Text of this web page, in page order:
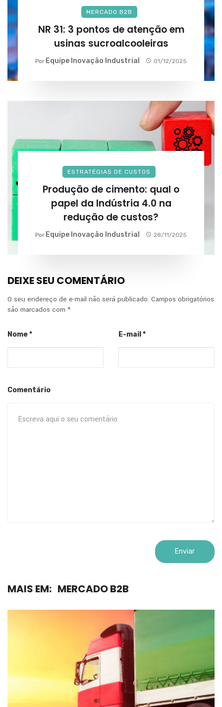
MERCADO B2B
NR 31: 3 pontos de atenção em
usinas sucroalcooleiras
Por Equipe Inovação Industrial 01/12/2025
ESTRATÉGIAS DE CUSTOS
Produção de cimento: qual o
papel da Indústria 4.0 na
redução de custos?
Por Equipe Inovação Industrial 28/11/2025
DEIXE SEU COMENTÁRIO
O seu endereço de e-mail não será publicado. Campos obrigatórios
são marcados com *
Nome* E-mail *
Comentário
MAIS EM: MERCADO B2B